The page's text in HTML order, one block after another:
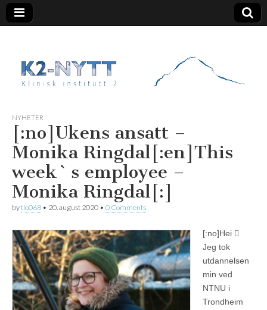
K2 Nytt
NYHETER
[:no]Ukens ansatt –
Monika Ringdal[:en]This
week`s employee –
Monika Ringdal[:]
bytlo068 • 20. august 2020 • 0 Comments
[:no]Hei 
Jeg tok
utdannelsen
min ved
NTNU i
Trondheim